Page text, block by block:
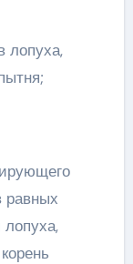
лопуха,
равных